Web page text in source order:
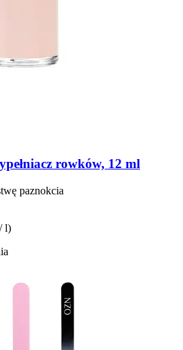
rowków, 12 ml
paznokcia
l)